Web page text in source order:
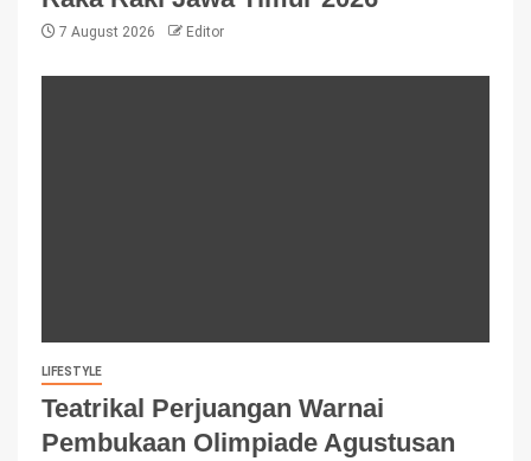
7 August 2026 Editor
LIFESTYLE
Teatrikal Perjuangan Warnai
Pembukaan Olimpiade Agustusan